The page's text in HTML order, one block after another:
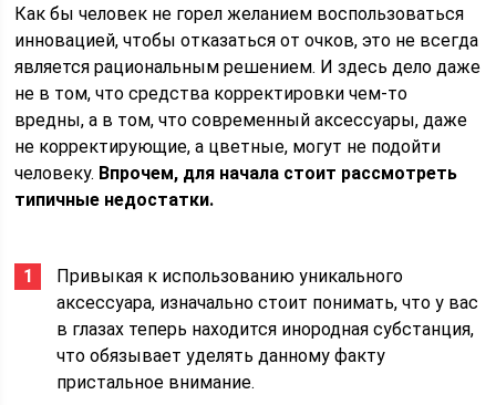
Как бы человек не горел желанием воспользоваться
инновацией, чтобы отказаться от очков, это не всегда
является рациональным решением. И здесь дело даже
не в том, что средства корректировки чем-то
вредны, а в том, что современный аксессуары, даже
не корректирующие, а цветные, могут не подойти
человеку. Впрочем, для начала стоит рассмотреть
типичные недостатки.
Привыкая к использованию уникального
аксессуара, изначально стоит понимать, что у вас
в глазах теперь находится инородная субстанция,
что обязывает уделять данному факту
пристальное внимание.